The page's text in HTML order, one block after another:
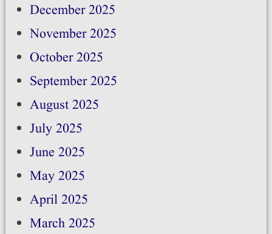
December 2025
November 2025
October 2025
September 2025
August 2025
July 2025
June 2025
May 2025
April 2025
March 2025